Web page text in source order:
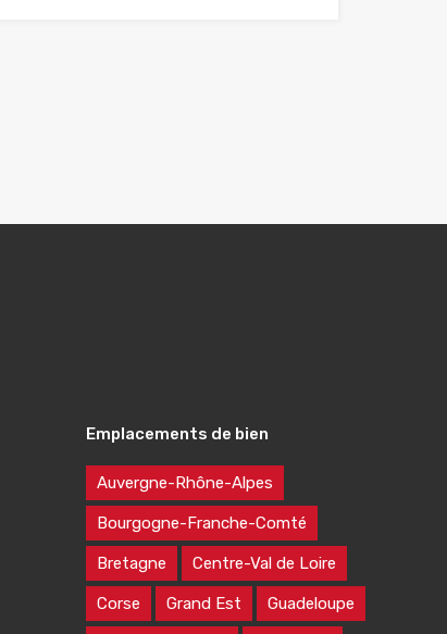
Emplacements de bien
Auvergne-Rhône-Alpes
Bourgogne-Franche-Comté
Bretagne Centre-Val de Loire
Corse Grand Est Guadeloupe